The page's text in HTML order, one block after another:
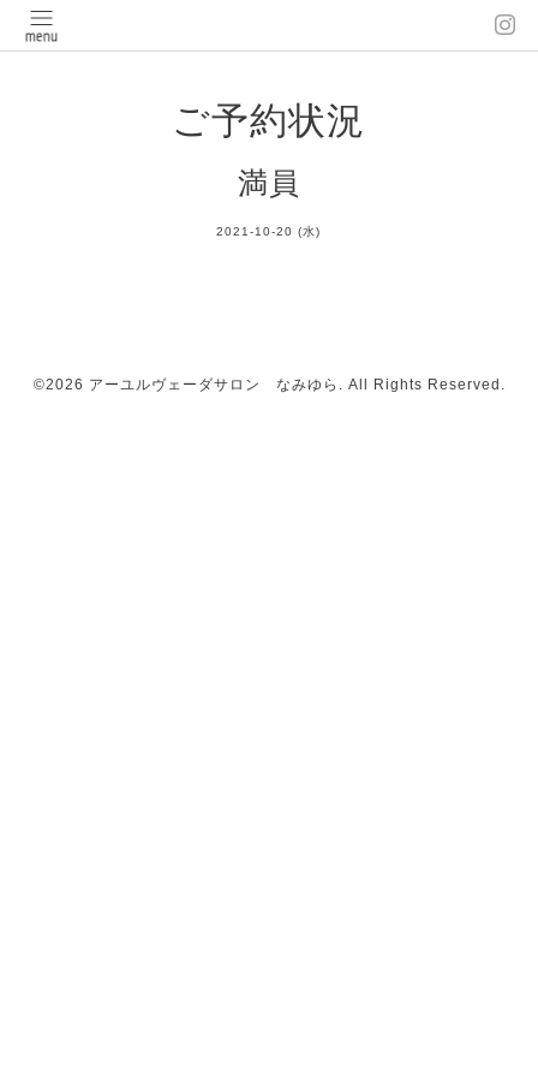
ご予約状況
満員
2021-10-20 (水)
©2026 アーユルヴェーダサロン なみゆら . All Rights Reserved.